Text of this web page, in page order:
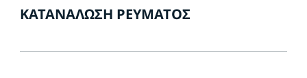
ΚΑΤΑΝΆΛΩΣΗ ΡΕΎΜΑΤΟΣ